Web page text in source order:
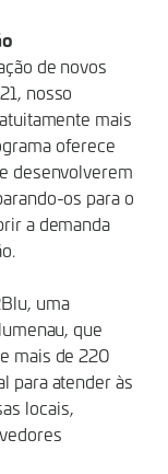
de novos
nosso
mais
oferece
desenvolverem
os para o
a demanda
uma
que
mais de 220
para atender às
locais,